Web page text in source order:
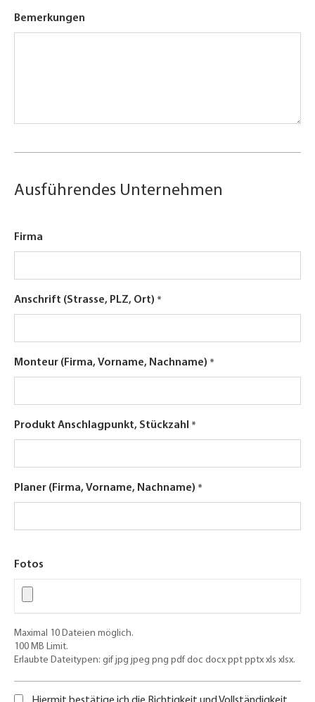
Bemerkungen
Ausführendes Unternehmen
Firma
Anschrift (Strasse, PLZ, Ort)
Monteur (Firma, Vorname, Nachname)
Produkt Anschlagpunkt, Stückzahl
Planer (Firma, Vorname, Nachname)
Fotos
Maximal 10 Dateien möglich.
100 MB Limit.
Erlaubte Dateitypen: gif jpg jpeg png pdf doc docx ppt pptx xls xlsx.